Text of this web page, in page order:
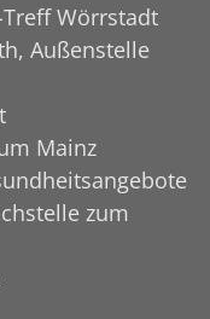
Wörrstadt
Außenstelle
Mainz
zum